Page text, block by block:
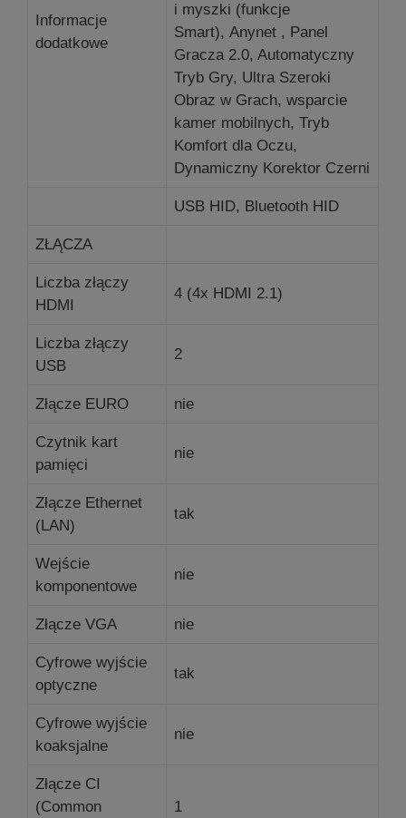
Informacje
dodatkowe
i myszki (funkcje
Smart), Anynet , Panel
Gracza 2.0, Automatyczny
Tryb Gry, Ultra Szeroki
Obraz w Grach, wsparcie
kamer mobilnych, Tryb
Komfort dla Oczu,
Dynamiczny Korektor Czerni
USB HID, Bluetooth HID
ZŁĄCZA
Liczba złączy
HDMI
4 (4x HDMI 2.1)
Liczba złączy
USB
2
Złącze EURO nie
Czytnik kart
pamięci
nie
Złącze Ethernet
(LAN)
tak
Wejście
komponentowe
nie
Złącze VGA nie
Cyfrowe wyjście
optyczne
tak
Cyfrowe wyjście
koaksjalne
nie
Złącze CI
(Common
1